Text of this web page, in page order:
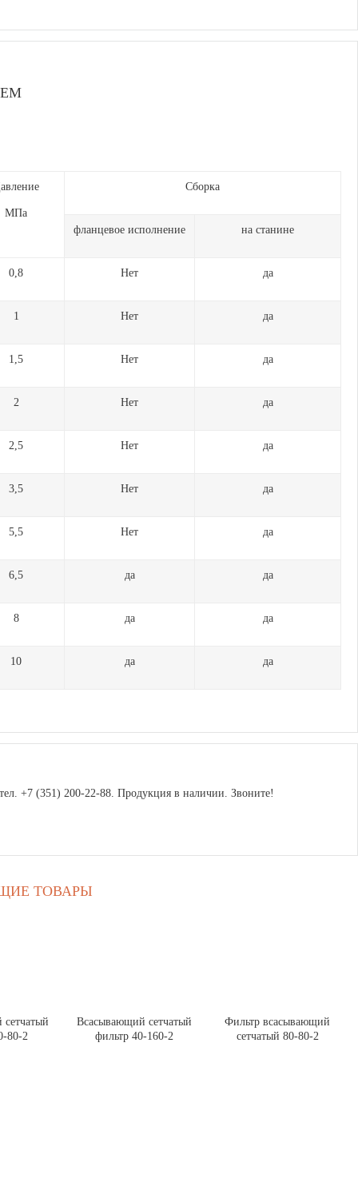
МПа
Сборка
фланцевое исполнение на станине
0,8 Нет да
1 Нет да
1,5 Нет да
2 Нет да
2,5 Нет да
3,5 Нет да
5,5 Нет да
6,5 да да
8 да да
10 да да
+7 (351) 200-22-88. Продукция в наличии. Звоните!
ТОВАРЫ
80-2
Всасывающий сетчатый
фильтр 40-160-2
Фильтр всасывающий
сетчатый 80-80-2